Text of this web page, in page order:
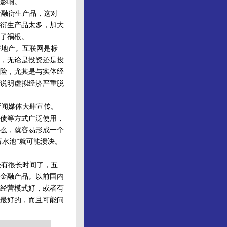
响。
衍生产品，这对
生产品太多，加大
祸根。
产。互联网是标
无论是投资还是投
，尤其是与实体经
明虚拟经济严重脱
媒体大肆宣传。
等方式广泛使用，
，就容易形成一个
池”就可能溃决。
很长时间了，五
融产品。以前国内
营模式好，或者有
好的，而且可能问